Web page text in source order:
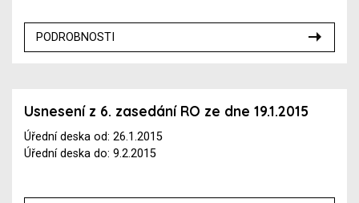
PODROBNOSTI
Usnesení z 6. zasedání RO ze dne 19.1.2015
Úřední deska od: 26.1.2015
Úřední deska do: 9.2.2015